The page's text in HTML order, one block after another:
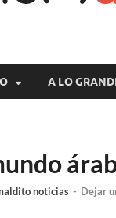
A LO
noticias - Dejar